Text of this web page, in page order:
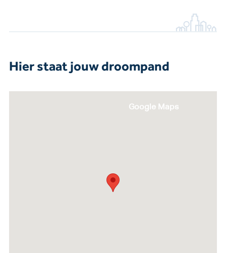
Hier staat jouw droompand
Google Maps